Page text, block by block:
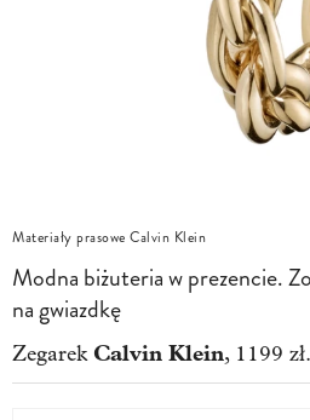
Materiały prasowe Calvin Klein
Modna biżuteria w prezencie.
na gwiazdkę
Zegarek Calvin Klein, 1199 zł.